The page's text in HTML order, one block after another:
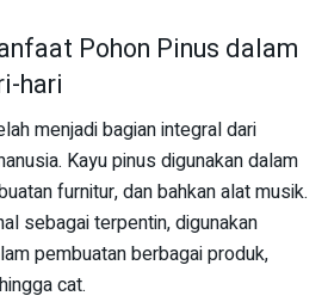
Pohon Pinus dalam
hari
menjadi bagian integral dari
Kayu pinus digunakan dalam
furnitur, dan bahkan alat musik.
sebagai terpentin, digunakan
pembuatan berbagai produk,
cat.